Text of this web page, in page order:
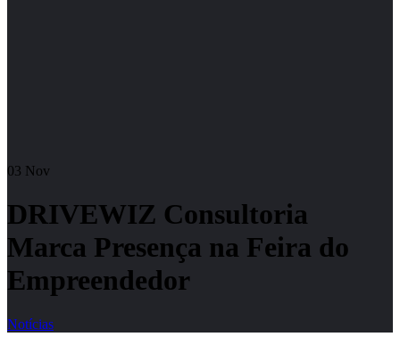
03 Nov
DRIVEWIZ Consultoria
Marca Presença na Feira do
Empreendedor
Notícias